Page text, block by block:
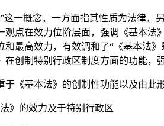
概念，一方面指其性质为法律，另
观点在效力位阶层面，强调《基本法
和最高效力，有效调和了“《基本法
在创制特别行政区制度方面的功能，
基本法》的创制性功能以及由此形
的效力及于特别行政区